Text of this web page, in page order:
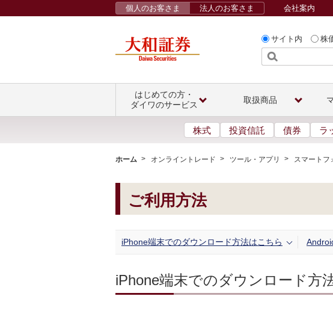
サイト内 株
個人のお客さま 法人のお客さま 会社案内
はじめての方・
ダイワのサービス
取扱商品
株式 投資信託 債券 ラ
ホーム オンライントレード ツール・アプリ スマートフ
ご利用方法
iPhone端末でのダウンロード方法はこちら
iPhone端末でのダウンロード方